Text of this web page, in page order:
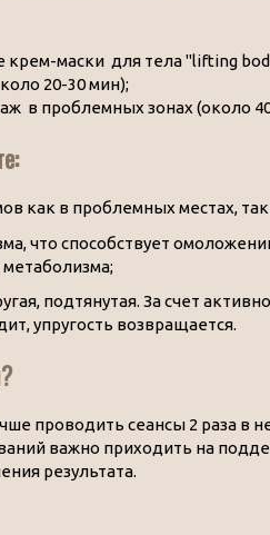
крем-маски для тела "lifting
20-30 мин);
в проблемных зонах (около
как в проблемных местах,
что способствует
подтянутая. За счет
упругость возвращается.
проводить сеансы 2 раза в
важно приходить на
результата.